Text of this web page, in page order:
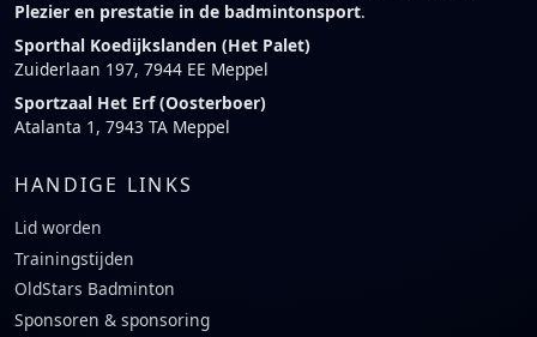
Plezier en prestatie in de badmintonsport.
Sporthal Koedijkslanden (Het Palet)
Zuiderlaan 197, 7944 EE Meppel
Sportzaal Het Erf (Oosterboer)
Atalanta 1, 7943 TA Meppel
HANDIGE LINKS
Lid worden
Trainingstijden
OldStars Badminton
Sponsoren & sponsoring